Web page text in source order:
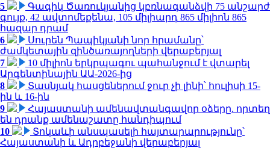
5
Գագիկ Ծառուկյանից կբռնագանձվի 75 անշարժ
գույք, 42 ավտոմեքենա, 105 միլիարդ 865 միլիոն 865
հազար դրամ
6
Սուրեն Պապիկյանի նոր հրամանը՝
ժամկետային զինծառայողների վերաբերյալ
7
10 միլիոն երկրպագու պահանջում է վտարել
Արգենտինային ԱԱ-2026-ից
8
Տասնյակ հասցեներում ջուր չի լինի՝ հուլիսի 15-
ին և 16-ին
9
Հայաստանի ամենավտանգավոր օձերը. որտեղ
են դրանք ամենաշատը հանդիպում
10
Տոկաևի անսպասելի հայտարարությունը՝
Հայաստանի և Ադրբեջանի վերաբերյալ